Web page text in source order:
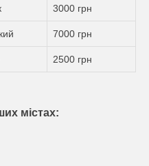
3000 грн
7000 грн
2500 грн
містах: